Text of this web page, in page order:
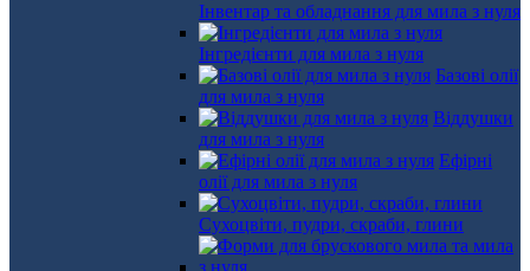
Інвентар та обладнання для мила з нуля
Інгредієнти для мила з нуля
Базові олії
для мила з нуля
Віддушки
для мила з нуля
Ефірні
олії для мила з нуля
Сухоцвіти, пудри, скраби, глини